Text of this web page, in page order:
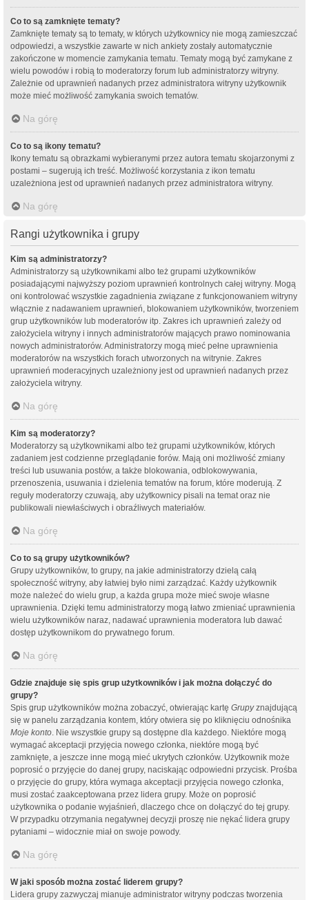
Co to są zamknięte tematy?
Zamknięte tematy są to tematy, w których użytkownicy nie mogą zamieszczać
odpowiedzi, a wszystkie zawarte w nich ankiety zostały automatycznie
zakończone w momencie zamykania tematu. Tematy mogą być zamykane z
wielu powodów i robią to moderatorzy forum lub administratorzy witryny.
Zależnie od uprawnień nadanych przez administratora witryny użytkownik
może mieć możliwość zamykania swoich tematów.
Na górę
Co to są ikony tematu?
Ikony tematu są obrazkami wybieranymi przez autora tematu skojarzonymi z
postami – sugerują ich treść. Możliwość korzystania z ikon tematu
uzależniona jest od uprawnień nadanych przez administratora witryny.
Na górę
Rangi użytkownika i grupy
Kim są administratorzy?
Administratorzy są użytkownikami albo też grupami użytkowników
posiadającymi najwyższy poziom uprawnień kontrolnych całej witryny. Mogą
oni kontrolować wszystkie zagadnienia związane z funkcjonowaniem witryny
włącznie z nadawaniem uprawnień, blokowaniem użytkowników, tworzeniem
grup użytkowników lub moderatorów itp. Zakres ich uprawnień zależy od
założyciela witryny i innych administratorów mających prawo nominowania
nowych administratorów. Administratorzy mogą mieć pełne uprawnienia
moderatorów na wszystkich forach utworzonych na witrynie. Zakres
uprawnień moderacyjnych uzależniony jest od uprawnień nadanych przez
założyciela witryny.
Na górę
Kim są moderatorzy?
Moderatorzy są użytkownikami albo też grupami użytkowników, których
zadaniem jest codzienne przeglądanie forów. Mają oni możliwość zmiany
treści lub usuwania postów, a także blokowania, odblokowywania,
przenoszenia, usuwania i dzielenia tematów na forum, które moderują. Z
reguły moderatorzy czuwają, aby użytkownicy pisali na temat oraz nie
publikowali niewłaściwych i obraźliwych materiałów.
Na górę
Co to są grupy użytkowników?
Grupy użytkowników, to grupy, na jakie administratorzy dzielą całą
społeczność witryny, aby łatwiej było nimi zarządzać. Każdy użytkownik
może należeć do wielu grup, a każda grupa może mieć swoje własne
uprawnienia. Dzięki temu administratorzy mogą łatwo zmieniać uprawnienia
wielu użytkowników naraz, nadawać uprawnienia moderatora lub dawać
dostęp użytkownikom do prywatnego forum.
Na górę
Gdzie znajduje się spis grup użytkowników i jak można dołączyć do
grupy?
Spis grup użytkowników można zobaczyć, otwierając kartę Grupyznajdującą
się w panelu zarządzania kontem, który otwiera się po kliknięciu odnośnika
Moje konto . Nie wszystkie grupy są dostępne dla każdego. Niektóre mogą
wymagać akceptacji przyjęcia nowego członka, niektóre mogą być
zamknięte, a jeszcze inne mogą mieć ukrytych członków. Użytkownik może
poprosić o przyjęcie do danej grupy, naciskając odpowiedni przycisk. Prośba
o przyjęcie do grupy, która wymaga akceptacji przyjęcia nowego członka,
musi zostać zaakceptowana przez lidera grupy. Może on poprosić
użytkownika o podanie wyjaśnień, dlaczego chce on dołączyć do tej grupy.
W przypadku otrzymania negatywnej decyzji proszę nie nękać lidera grupy
pytaniami – widocznie miał on swoje powody.
Na górę
W jaki sposób można zostać liderem grupy?
Lidera grupy zazwyczaj mianuje administrator witryny podczas tworzenia